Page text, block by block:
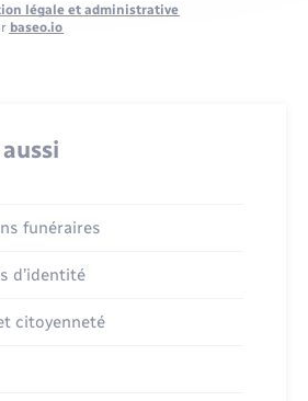
légale et administrative
baseo.io
funéraires
d’identité
citoyenneté